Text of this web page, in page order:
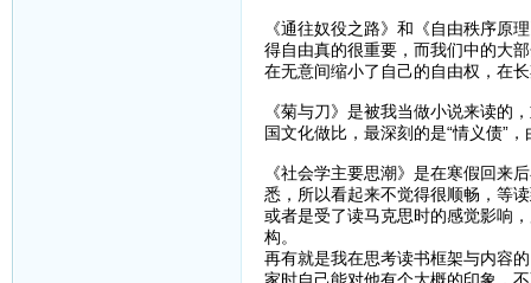
《通往奴役之路》和《自由秩序原
得自由真的很重要，而我们中的大
在无意间缩小了自己的自由权，在
《菊与刀》是被我当做小说来读的
国文化做比，最深刻的是“情义债”
《社会学主要思潮》是在寒假回来
悉，所以看起来不觉得很顺畅，等
或者是受了读马克思时的感觉影响
构。
再有就是我在思考读书框架与内容
家时自己能对他有个大概的印象，